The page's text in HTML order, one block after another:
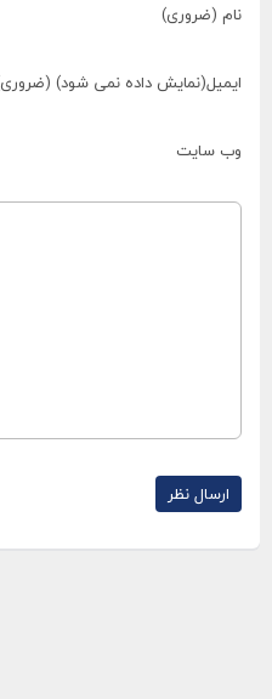
نام (ضروری)
ایمیل(نمایش داده نمی شود)
وب سایت